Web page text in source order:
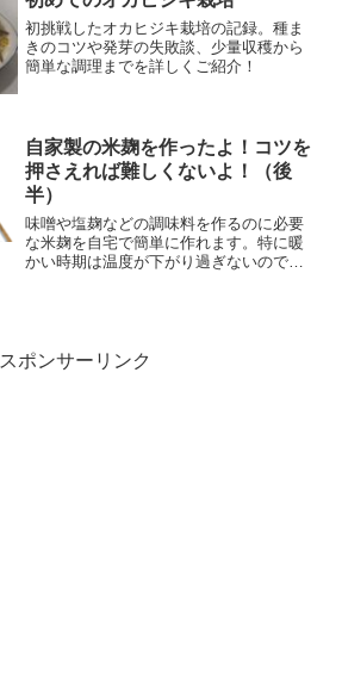
初挑戦したオカヒジキ栽培の記録。種ま
きのコツや発芽の失敗談、少量収穫から
簡単な調理までを詳しくご紹介！
自家製の米麹を作ったよ！コツを
押さえれば難しくないよ！（後
半）
味噌や塩麹などの調味料を作るのに必要
な米麹を自宅で簡単に作れます。特に暖
かい時期は温度が下がり過ぎないので失
スポンサーリンク